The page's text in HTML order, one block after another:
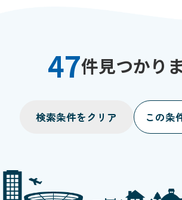
47件見つかり
検索条件をクリア この条